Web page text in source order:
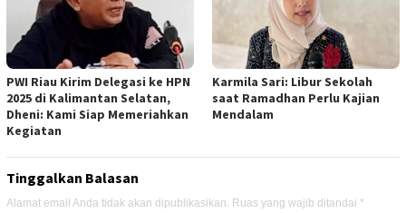
PWI Riau Kirim Delegasi ke HPN
2025 di Kalimantan Selatan,
Dheni: Kami Siap Memeriahkan
Kegiatan
Karmila Sari: Libur Sekolah
saat Ramadhan Perlu Kajian
Mendalam
Tinggalkan Balasan
Alamat email Anda tidak akan dipublikasikan. Ruas yang wajib ditandai *